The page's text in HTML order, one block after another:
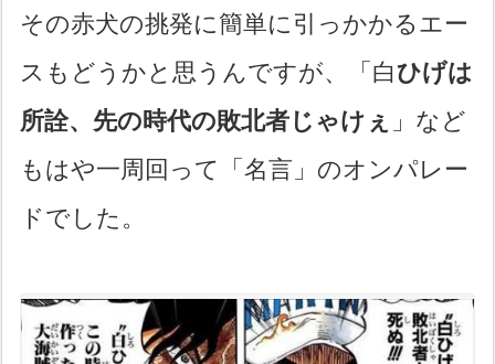
その赤犬の挑発に簡単に引っかかるエー
スもどうかと思うんですが、「白ひげは
所詮、先の時代の敗北者じゃけぇ 」など
もはや一周回って「名言」のオンパレー
ドでした。